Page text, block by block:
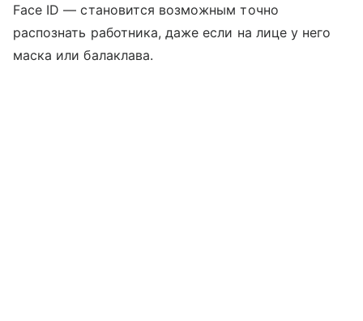
Face ID — становится возможным точно
распознать работника, даже если на лице у него
маска или балаклава.